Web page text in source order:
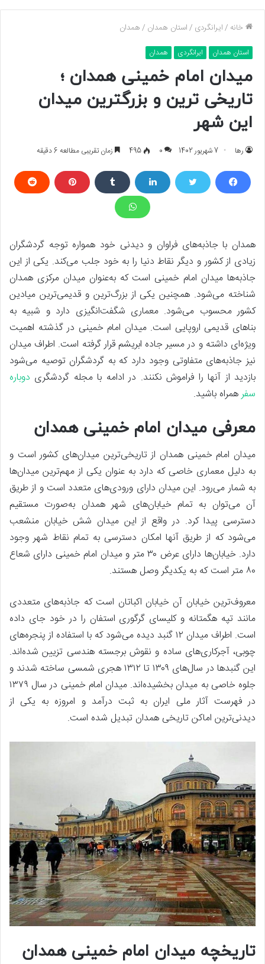
خانه /ایرانگردی /استان همدان /همدان
استان همدان ایرانگردی همدان
میدان امام خمینی همدان ؛
تاریخی ترین و بزرگترین میدان
این شهر
رها 7 شهریور 1402 0
495 زمان تقریبی مطالعه 6 دقیقه
همدان با جاذبه‌های فراوان و دیدنی خود همواره توجه گردشگران
زیادی از کشور و دیگر نقاط دنیا را به خود جلب می‌کند. یکی از این
جاذبه‌ها میدان امام خمینی است که به‌عنوان میدان مرکزی همدان
شناخته می‌شود. همچنین یکی از بزرگ‌ترین و قدیمی‌ترین میادین
کشور محسوب می‌شود. معماری شگفت‌انگیزی دارد و شبیه به
بناهای قدیمی اروپایی است. میدان امام خمینی در گذشته اهمیت
ویژه‌ای داشته و در مسیر جاده ابریشم قرار گرفته است. اطراف میدان
نیز جاذبه‌های متفاوتی وجود دارد که به گردشگران توصیه می‌شود
بازدید از آنها را فراموش نکنند. در ادامه با مجله گردشگری دوباره
سفرهمراه باشید.
معرفی میدان امام خمینی همدان
میدان امام خمینی همدان از تاریخی‌ترین میدان‌های کشور است و
به دلیل معماری خاصی که دارد به عنوان یکی از مهم‌ترین میدان‌ها
به شمار می‌رود. این میدان دارای ورودی‌های متعدد است و از طریق
آن می‌توان به تمام خیابان‌های شهر همدان به‌صورت مستقیم
دسترسی پیدا کرد. در واقع از این میدان شش خیابان منشعب
می‌شود که از طریق آنها امکان دسترسی به تمام نقاط شهر وجود
دارد. خیابان‌ها دارای عرض ۳۰ متر و میدان امام خمینی دارای شعاع
۸۰ متر است که به یکدیگر وصل هستند.
معروف‌ترین خیابان آن خیابان اکباتان است که جاذبه‌های متعددی
مانند تپه هگمتانه و کلیسای گرگوری استفان را در خود جای داده
است. اطراف میدان ۱۲ گنبد دیده می‌شود که با استفاده از پنجره‌های
چوبی، آجرکاری‌های ساده و نقوش برجسته هندسی تزیین شده‌اند.
این گنبدها در سال‌های ۱۳۰۹ تا ۱۳۱۲ هجری شمسی ساخته شدند و
جلوه خاصی به میدان بخشیده‌اند. میدان امام خمینی در سال ۱۳۷۹
در فهرست آثار ملی ایران به ثبت درآمد و امروزه به یکی از
دیدنی‌ترین اماکن تاریخی همدان تبدیل شده است.
تاریخچه میدان امام خمینی همدان